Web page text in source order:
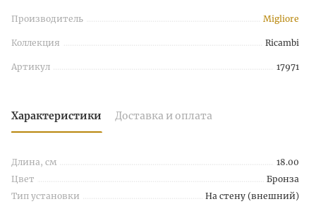
Производитель Migliore
Коллекция Ricambi
Артикул 17971
Характеристики Доставка и оплата
Длина, см
18.00
Цвет
Бронза
Тип установки
На стену (внешний)